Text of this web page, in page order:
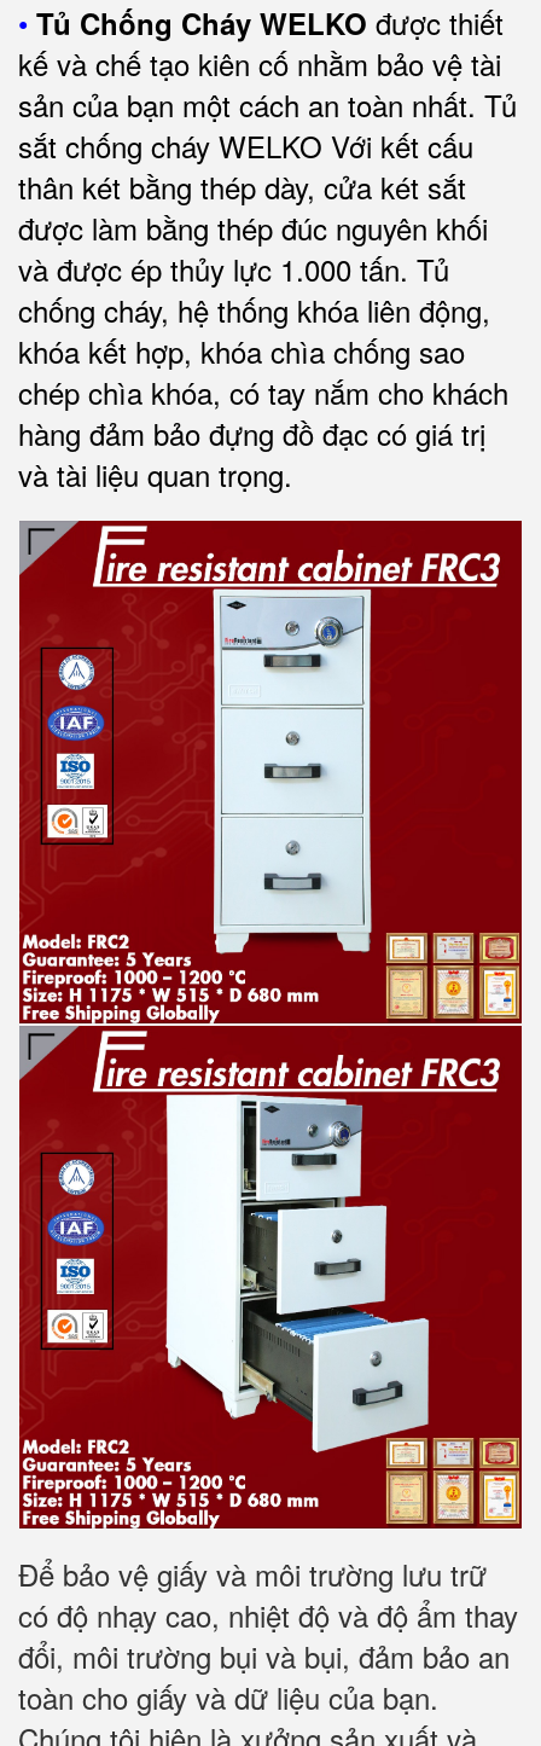
• Tủ Chống Cháy WELKO được thiết
kế và chế tạo kiên cố nhằm bảo vệ tài
sản của bạn một cách an toàn nhất. Tủ
sắt chống cháy WELKO Với kết cấu
thân két bằng thép dày, cửa két sắt
được làm bằng thép đúc nguyên khối
và được ép thủy lực 1.000 tấn. Tủ
chống cháy, hệ thống khóa liên động,
khóa kết hợp, khóa chìa chống sao
chép chìa khóa, có tay nắm cho khách
hàng đảm bảo đựng đồ đạc có giá trị
và tài liệu quan trọng.
Để bảo vệ giấy và môi trường lưu trữ
có độ nhạy cao, nhiệt độ và độ ẩm thay
đổi, môi trường bụi và bụi, đảm bảo an
toàn cho giấy và dữ liệu của bạn.